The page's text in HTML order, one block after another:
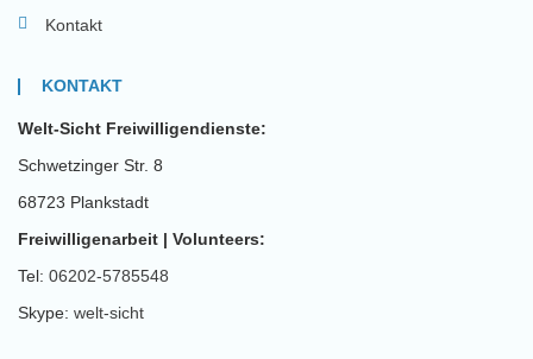
Kontakt
KONTAKT
Welt-Sicht Freiwilligendienste:
Schwetzinger Str. 8
68723 Plankstadt
Freiwilligenarbeit | Volunteers:
Tel: 06202-5785548
Skype: welt-sicht